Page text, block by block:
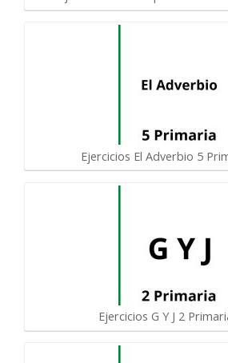
Ejercicios El Adverbio 5
Ejercicios G Y J 2